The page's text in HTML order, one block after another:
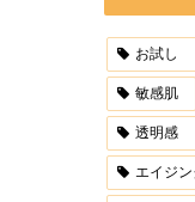
お試し
敏感肌
透明感
エイジ